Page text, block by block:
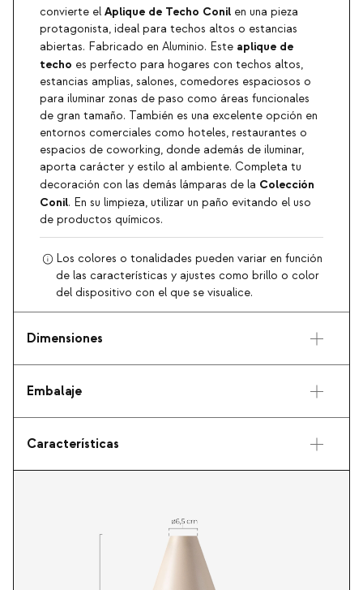
convierte el Aplique de Techo Conil en una pieza
protagonista, ideal para techos altos o estancias
abiertas. Fabricado en Aluminio. Este aplique de
techo es perfecto para hogares con techos altos,
estancias amplias, salones, comedores espaciosos o
para iluminar zonas de paso como áreas funcionales
de gran tamaño. También es una excelente opción en
entornos comerciales como hoteles, restaurantes o
espacios de coworking, donde además de iluminar,
aporta carácter y estilo al ambiente. Completa tu
decoración con las demás lámparas de la Colección
Conil. En su limpieza, utilizar un paño evitando el uso
de productos químicos.
Los colores o tonalidades pueden variar en función
de las características y ajustes como brillo o color
del dispositivo con el que se visualice.
Dimensiones
Embalaje
Características